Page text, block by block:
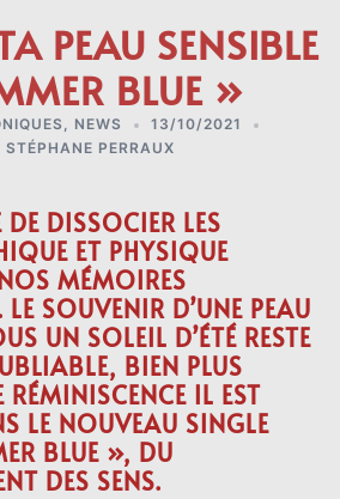
PEAU SENSIBLE
BLUE »
NEWS
13/10/2021
STÉPHANE PERRAUX
DE DISSOCIER LES
ET PHYSIQUE
MÉMOIRES
SOUVENIR D’UNE PEAU
UN SOLEIL D’ÉTÉ RESTE
BIEN PLUS
RÉMINISCENCE IL EST
LE NOUVEAU SINGLE
BLUE », DU
DES SENS.